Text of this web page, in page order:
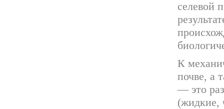
селевой
К
почве, а
— это
(жидкие,